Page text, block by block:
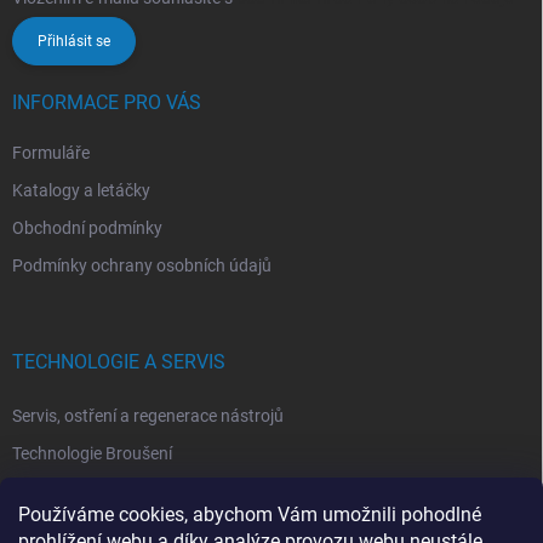
Používáme cookies, abychom Vám umožnili pohodlné
Přihlásit se
INFORMACE PRO VÁS
Formuláře
Katalogy a letáčky
Obchodní podmínky
Podmínky ochrany osobních údajů
TECHNOLOGIE A SERVIS
Servis, ostření a regenerace nástrojů
Technologie Broušení
Technologie Laserová Ablace